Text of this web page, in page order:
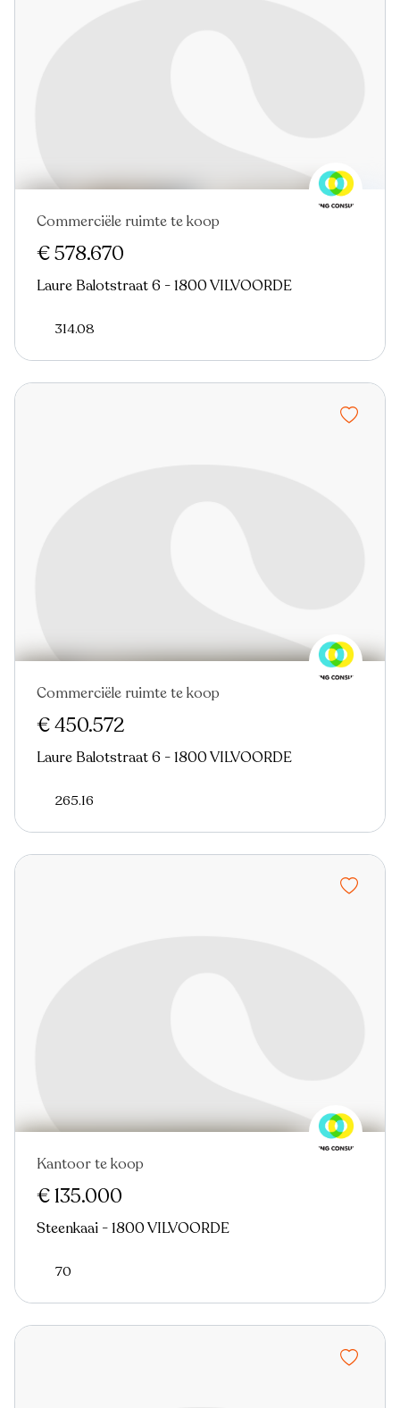
Commerciële ruimte te koop
€ 578.670
Laure Balotstraat 6 - 1800 VILVOORDE
314.08
Commerciële ruimte te koop
€ 450.572
Laure Balotstraat 6 - 1800 VILVOORDE
265.16
Kantoor te koop
€ 135.000
Steenkaai - 1800 VILVOORDE
70